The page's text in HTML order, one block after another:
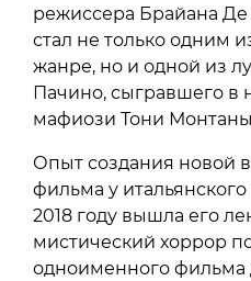
режиссера Брайана
стал не только одним
жанре, но и одной из
Пачино, сыгравшего в
мафиози Тони
Опыт создания новой
фильма у
2018 году вышла его
мистический хоррор
одноименного фильма